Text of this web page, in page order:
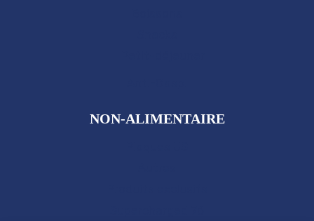
NON-ALIMENTAIRE